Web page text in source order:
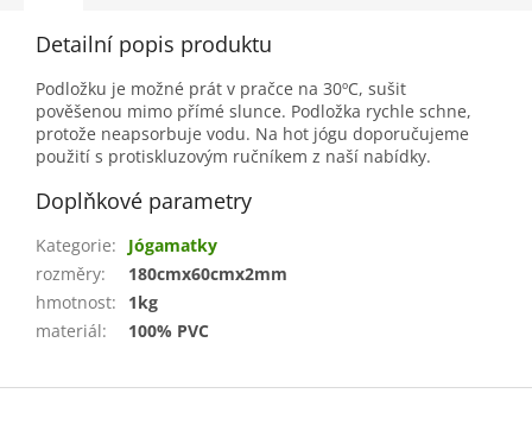
Detailní popis produktu
Podložku je možné prát v pračce na 30ºC, sušit
pověšenou mimo přímé slunce. Podložka rychle schne,
protože neapsorbuje vodu. Na hot jógu doporučujeme
použití s protiskluzovým ručníkem z naší nabídky.
Doplňkové parametry
Kategorie:
Jógamatky
rozměry:
180cmx60cmx2mm
hmotnost:
1kg
materiál: 100% PVC
Z